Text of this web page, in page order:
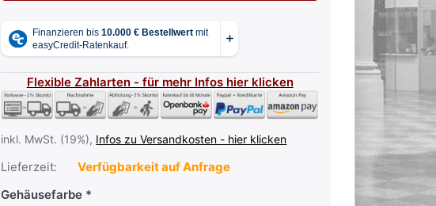
Flexible Zahlarten - für mehr Infos hier klicken
inkl. MwSt. (19%), Infos zu Versandkosten - hier klicken
Lieferzeit:
Verfügbarkeit auf Anfrage
Gehäusefarbe